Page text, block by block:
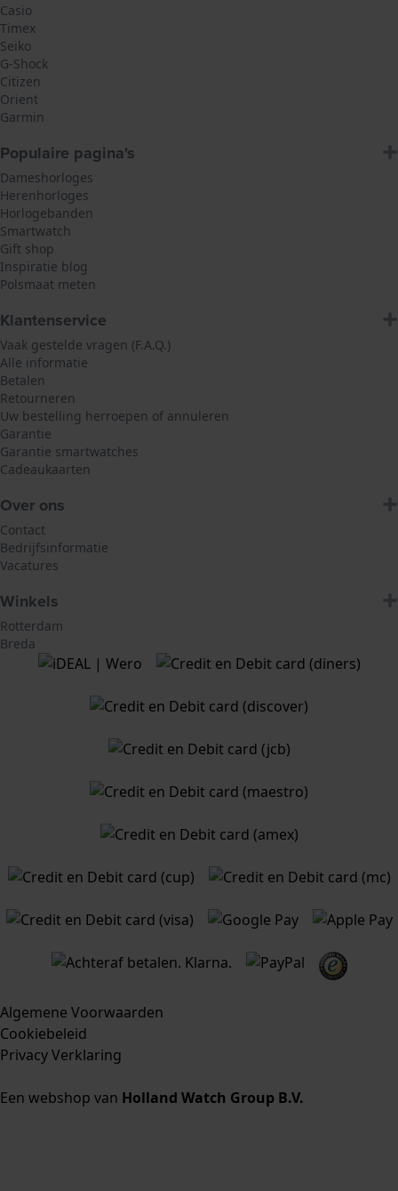
Casio
Timex
Seiko
G-Shock
Citizen
Orient
Garmin
Populaire pagina's
Dameshorloges
Herenhorloges
Horlogebanden
Smartwatch
Gift shop
Inspiratie blog
Polsmaat meten
Klantenservice
Vaak gestelde vragen (F.A.Q.)
Alle informatie
Betalen
Retourneren
Uw bestelling herroepen of annuleren
Garantie
Garantie smartwatches
Cadeaukaarten
Over ons
Contact
Bedrijfsinformatie
Vacatures
Winkels
Rotterdam
Breda
Algemene Voorwaarden
Cookiebeleid
Privacy Verklaring
Een webshop van Holland Watch Group B.V.